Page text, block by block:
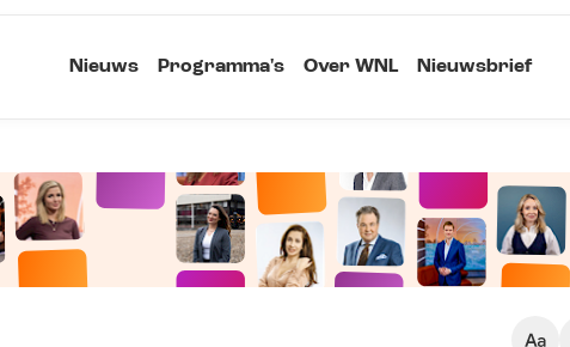
Nieuws Programma's Over WNL Nieuwsbrief